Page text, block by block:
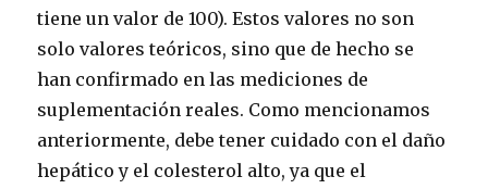
tiene un valor de 100). Estos valores no son
solo valores teóricos, sino que de hecho se
han confirmado en las mediciones de
suplementación reales. Como mencionamos
anteriormente, debe tener cuidado con el daño
hepático y el colesterol alto, ya que el